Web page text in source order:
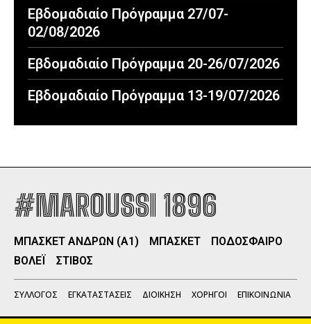
Εβδομαδιαίο Πρόγραμμα 27/07-
02/08/2026
Εβδομαδιαίο Πρόγραμμα 20-26/07/2026
Εβδομαδιαίο Πρόγραμμα 13-19/07/2026
#MAROUSSI 1896
ΜΠΑΣΚΕΤ ΑΝΔΡΩΝ (Α1) ΜΠΑΣΚΕΤ
ΠΟΔΟΣΦΑΙΡΟ
ΒΟΛΕΪ
ΣΤΙΒΟΣ
ΣΥΛΛΟΓΟΣ ΕΓΚΑΤΑΣΤΑΣΕΙΣ ΔΙΟΙΚΗΣΗ ΧΟΡΗΓΟΙ ΕΠΙΚΟΙΝΩΝΙΑ